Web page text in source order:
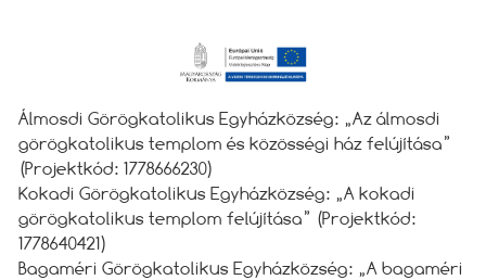
Álmosdi Görögkatolikus Egyházközség: „Az álmosdi
görögkatolikus templom és közösségi ház felújítása”
(Projektkód: 1778666230)
Kokadi Görögkatolikus Egyházközség: „A kokadi
görögkatolikus templom felújítása” (Projektkód:
1778640421)
Bagaméri Görögkatolikus Egyházközség: „A bagaméri